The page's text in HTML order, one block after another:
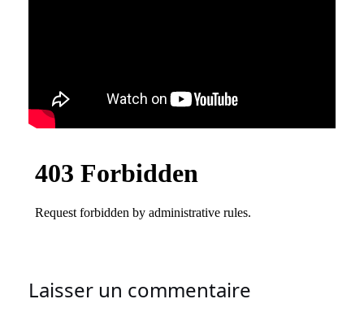
Laisser un commentaire